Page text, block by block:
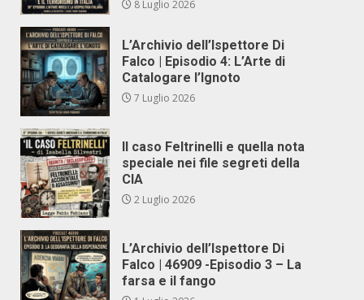
8 Luglio 2026
L’Archivio dell’Ispettore Di
Falco | Episodio 4: L’Arte di
Catalogare l’Ignoto
7 Luglio 2026
Il caso Feltrinelli e quella nota
speciale nei file segreti della
CIA
2 Luglio 2026
L’Archivio dell’Ispettore Di
Falco | 46909 -Episodio 3 – La
farsa e il fango